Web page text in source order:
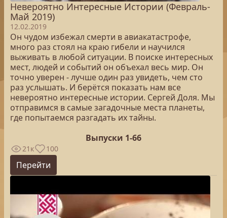
Невероятно Интересные Истории (Февраль-
Май 2019)
12.02.2019
Он чудом избежал смерти в авиакатастрофе,
много раз стоял на краю гибели и научился
выживать в любой ситуации. В поиске интересных
мест, людей и событий он объехал весь мир. Он
точно уверен - лучше один раз увидеть, чем сто
раз услышать. И берётся показать нам все
невероятно интересные истории. Сергей Доля. Мы
отправимся в самые загадочные места планеты,
где попытаемся разгадать их тайны.
Выпуски 1-66
21к 100
Перейти